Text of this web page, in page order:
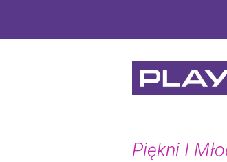
Piękni I